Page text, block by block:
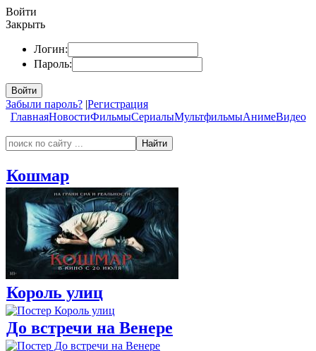
Войти
Закрыть
Логин:
Пароль:
Войти
Забыли пароль? |Регистрация
ГлавнаяНовостиФильмыСериалыМультфильмыАнимеВидео
Найти
Кошмар
Король улиц
До встречи на Венере